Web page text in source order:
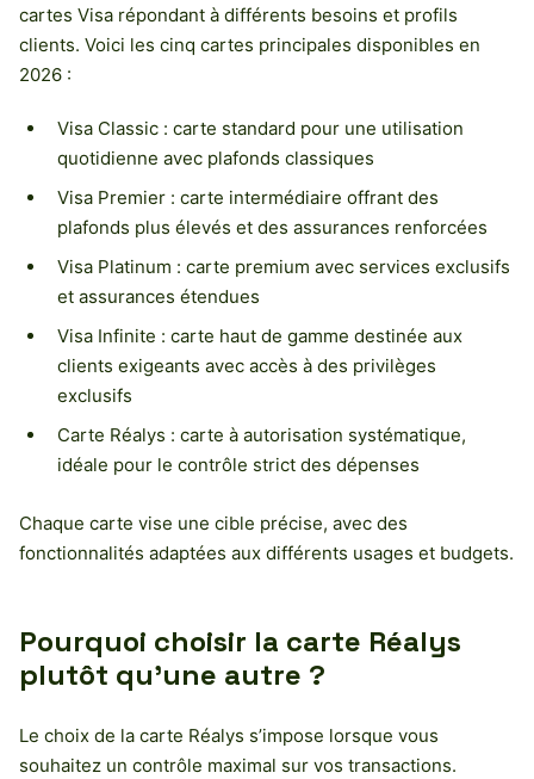
cartes Visa répondant à différents besoins et profils
clients. Voici les cinq cartes principales disponibles en
2026 :
Visa Classic : carte standard pour une utilisation
quotidienne avec plafonds classiques
Visa Premier : carte intermédiaire offrant des
plafonds plus élevés et des assurances renforcées
Visa Platinum : carte premium avec services exclusifs
et assurances étendues
Visa Infinite : carte haut de gamme destinée aux
clients exigeants avec accès à des privilèges
exclusifs
Carte Réalys : carte à autorisation systématique,
idéale pour le contrôle strict des dépenses
Chaque carte vise une cible précise, avec des
fonctionnalités adaptées aux différents usages et budgets.
Pourquoi choisir la carte Réalys
plutôt qu’une autre ?
Le choix de la carte Réalys s’impose lorsque vous
souhaitez un contrôle maximal sur vos transactions.